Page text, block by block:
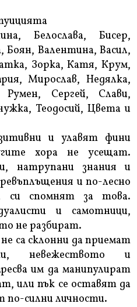
Белослава, Бисер,
Боян, Валентина, Васил,
Зорка, Катя, Крум,
Мирослав, Недялка,
Сергей, Слави,
Теодосий, Цвета и
и улавят фини
хора не усещат.
натрупани знания и
и по-лесно
си спомнят за това.
и самотници,
не разбират.
са склонни да приемат
невежеството и
им да манипулират
или пък се оставят да
по-силни личности.